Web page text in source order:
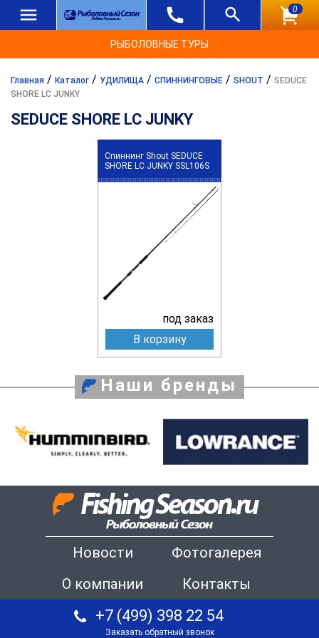
0
РЫБОЛОВНЫЕ ТУРЫ
Главная / Каталог / УДИЛИЩА / СПИННИНГОВЫЕ / SHOUT / SEDUCE
SHORE LC JUNKY
SEDUCE SHORE LC JUNKY
Спиннинг Shout SEDUCE
SHORE LC JUNKY SSL106S
под заказ
В корзину
Наши бренды
Новости
Фотогалерея
О компании
Контакты
+7 (499) 398 22 54
Заказать обратный звонок